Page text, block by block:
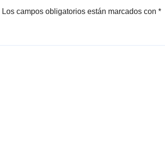
Los campos obligatorios están marcados con *